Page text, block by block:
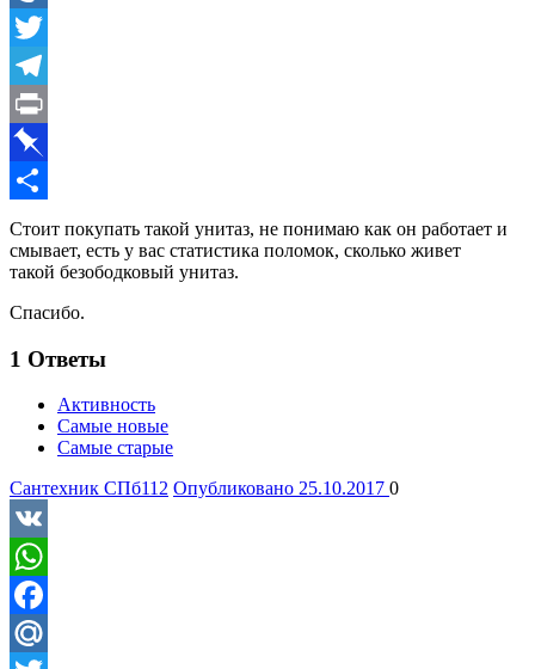
Mail.Ru
Twitter
Telegram
Print
Pinboard
Отправить
Стоит покупать такой унитаз, не понимаю как он работает и
смывает, есть у вас статистика поломок, сколько живет
такой безободковый унитаз.
Спасибо.
1 Ответы
Активность
Самые новые
Самые старые
Сантехник СПб112 Опубликовано 25.10.2017 0
VK
WhatsApp
Facebook